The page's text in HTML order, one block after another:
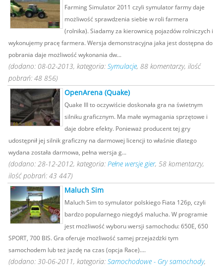
Farming Simulator 2011 czyli symulator farmy daje
możliwość sprawdzenia siebie w roli farmera
(rolnika). Siadamy za kierownicą pojazdów rolniczych i
wykonujemy pracę farmera. Wersja demonstracyjna jaka jest dostępna do
pobrania daje możliwość wykonania dw...
(dodano: 08-02-2013, kategoria: Symulacje, 88 komentarzy, ilość
pobrań: 48 856)
OpenArena (Quake)
Quake III to oczywiście doskonała gra na świetnym
silniku graficznym. Ma małe wymagania sprzętowe i
daje dobre efekty. Ponieważ producent tej gry
udostępnił jej silnik graficzny na darmowej licencji to właśnie dlatego
wydana została darmowa, pełna wersja g...
(dodano: 28-12-2012, kategoria: Pełne wersje gier, 58 komentarzy,
ilość pobrań: 43 447)
Maluch Sim
Maluch Sim to symulator polskiego Fiata 126p, czyli
bardzo popularnego niegdyś malucha. W programie
jest możliwość wyboru wersji samochodu: 650E, 650
SPORT, 700 BIS. Gra oferuje możliwość samej przejażdżki tym
samochodem lub też jazdę na czas (opcja Race)....
(dodano: 30-06-2011, kategoria: Samochodowe - Gry samochody,